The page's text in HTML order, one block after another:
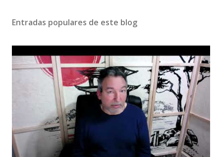
Entradas populares de este blog